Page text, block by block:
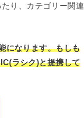
り、カテゴリー関連
になります。もしも
ラシク)と提携して